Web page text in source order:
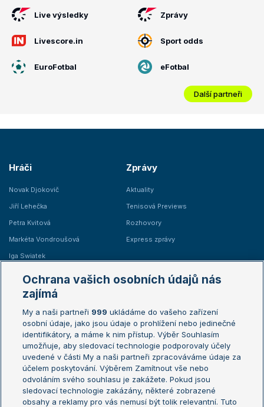
Live výsledky Zprávy
Livescore.in Sport odds
EuroFotbal eFotbal
Další partneři
Hráči
Novak Djokovič
Jiří Lehečka
Petra Kvitová
Markéta Vondroušová
Iga Swiatek
Zprávy
Aktuality
Tenisová Previews
Rozhovory
Express zprávy
Žebříčky
Žebříček ATP (muži)
Žebříček WTA (ženy)
Sázkařský žebříček
Australian Open
French Open
Wimbledon
US Open
Turnaj mistrů
Turnaj mistryň
Ochrana vašich osobních údajů nás
zajímá
My a naši partneři 999 ukládáme do vašeho zařízení
osobní údaje, jako jsou údaje o prohlížení nebo jedinečné
identifikátory, a máme k nim přístup. Výběr Souhlasím
umožňuje, aby sledovací technologie podporovaly účely
uvedené v části My a naši partneři zpracováváme údaje za
účelem poskytování. Výběrem Zamítnout vše nebo
odvoláním svého souhlasu je zakážete. Pokud jsou
sledovací technologie zakázány, některé zobrazené
obsahy a reklamy pro vás nemusí být tolik relevantní. Tuto